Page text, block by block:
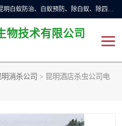
云南亿之豪生物技术有限公司是一家昆明白蚁防治、白蚁预防、除白蚁、除四害、灭蟑螂、消毒等业务的公司，公司致力于诚信经营、科技良好、讲究信誉、造福社会的理念，坚持走技术化、服务统一化,竭诚以优良的施工质量、主动的跟进服务、的管理经验，以诚信取于社会，立足于社会。
物技术有限公司
明消杀公司 > 昆明酒店杀虫公司电
昆明杀虫